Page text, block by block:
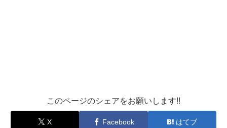
このページのシェアをお願いします!!
X Facebook はてブ